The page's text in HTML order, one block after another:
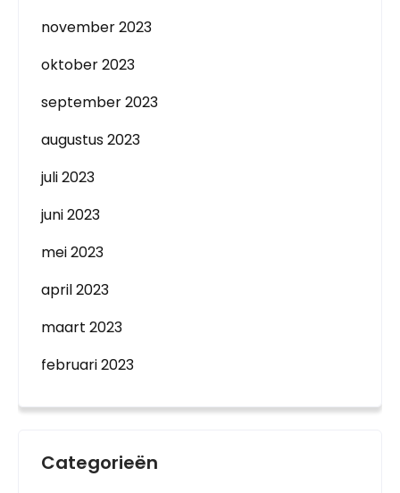
november 2023
oktober 2023
september 2023
augustus 2023
juli 2023
juni 2023
mei 2023
april 2023
maart 2023
februari 2023
Categorieën